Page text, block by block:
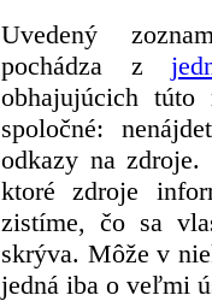
Uvedený
pochádza z
obhajujúcich
spoločné:
odkazy na
ktoré zdroje
zistíme, čo sa
skrýva. Môže v
jedná iba o veľmi